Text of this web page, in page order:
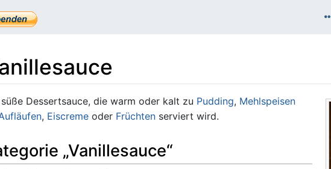
Dessertsauce, die warm oder kalt zu Pudding, Mehlspeisen
, Eiscreme oder Früchten serviert wird.
„Vanillesauce“